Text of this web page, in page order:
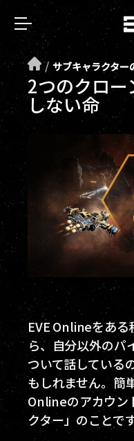
/ サブキャラクター
2つのクロ
しない命
EVE Onlineをあ
ら、自分以外のパ
ついて話している
もしれません。簡
Onlineのアカウン
クター」のことです